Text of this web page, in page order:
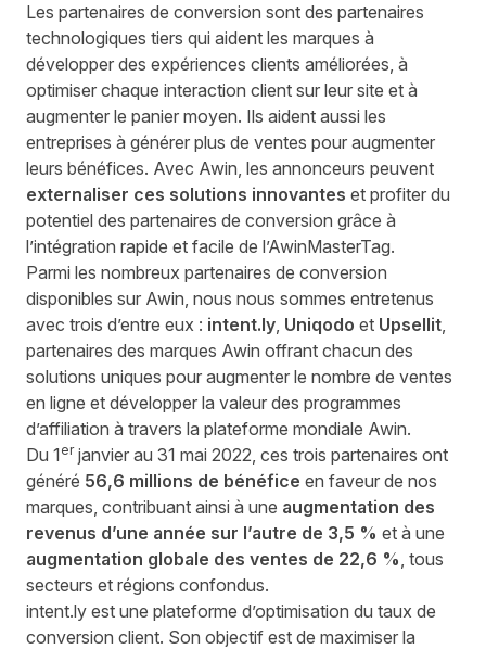
Les partenaires de conversion sont des partenaires
technologiques tiers qui aident les marques à
développer des expériences clients améliorées, à
optimiser chaque interaction client sur leur site et à
augmenter le panier moyen. Ils aident aussi les
entreprises à générer plus de ventes pour augmenter
leurs bénéfices. Avec Awin, les annonceurs peuvent
externaliser ces solutions innovantes et profiter du
potentiel des partenaires de conversion grâce à
l’intégration rapide et facile de l’AwinMasterTag.
Parmi les nombreux partenaires de conversion
disponibles sur Awin, nous nous sommes entretenus
avec trois d’entre eux : intent.ly, Uniqodo et Upsellit,
partenaires des marques Awin offrant chacun des
solutions uniques pour augmenter le nombre de ventes
en ligne et développer la valeur des programmes
d’affiliation à travers la plateforme mondiale Awin.
Du 1erjanvier au 31 mai 2022, ces trois partenaires ont
généré 56,6 millions de bénéfice en faveur de nos
marques, contribuant ainsi à une augmentation des
revenus d’une année sur l’autre de 3,5 % et à une
augmentation globale des ventes de 22,6 %, tous
secteurs et régions confondus.
intent.ly est une plateforme d’optimisation du taux de
conversion client. Son objectif est de maximiser la